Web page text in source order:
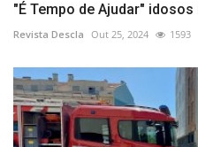
"É Tempo de Ajudar"
Revista Descla Out 25, 2024 1593